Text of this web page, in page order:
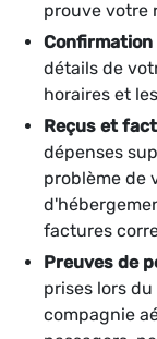
prouve votre
détails de
horaires et
Reçus et
dépenses
problème de
factures
Preuves de
prises lors
compagnie